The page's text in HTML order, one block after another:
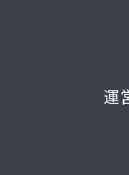
運